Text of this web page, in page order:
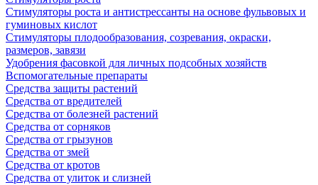
Стимуляторы роста и антистрессанты на основе фульвовых и
гуминовых кислот
Стимуляторы плодообразования, созревания, окраски,
размеров, завязи
Удобрения фасовкой для личных подсобных хозяйств
Вспомогательные препараты
Средства защиты растений
Средства от вредителей
Средства от болезней растений
Средства от сорняков
Средства от грызунов
Средства от змей
Средства от кротов
Средства от улиток и слизней